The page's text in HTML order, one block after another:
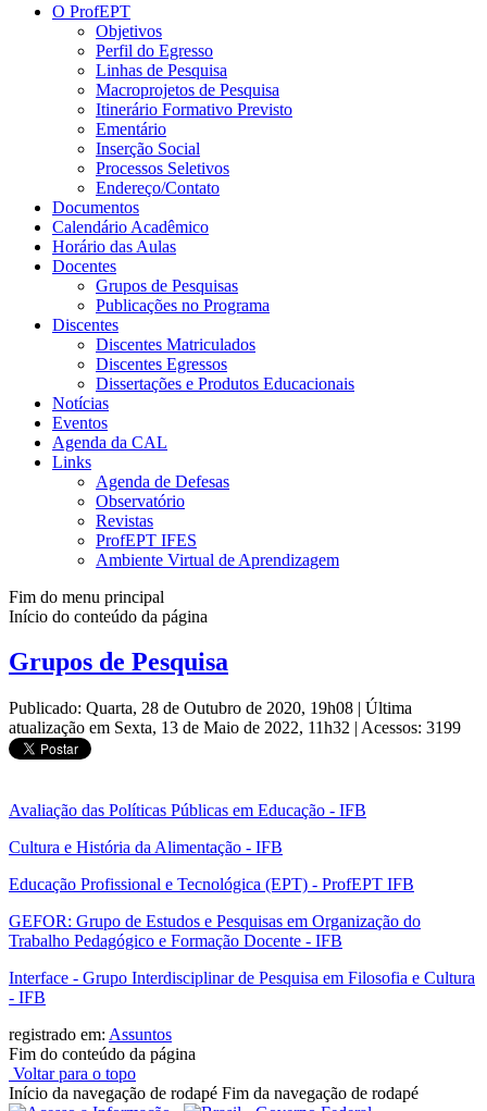
O ProfEPT
Objetivos
Perfil do Egresso
Linhas de Pesquisa
Macroprojetos de Pesquisa
Itinerário Formativo Previsto
Ementário
Inserção Social
Processos Seletivos
Endereço/Contato
Documentos
Calendário Acadêmico
Horário das Aulas
Docentes
Grupos de Pesquisas
Publicações no Programa
Discentes
Discentes Matriculados
Discentes Egressos
Dissertações e Produtos Educacionais
Notícias
Eventos
Agenda da CAL
Links
Agenda de Defesas
Observatório
Revistas
ProfEPT IFES
Ambiente Virtual de Aprendizagem
Fim do menu principal
Início do conteúdo da página
Grupos de Pesquisa
Publicado: Quarta, 28 de Outubro de 2020, 19h08 | Última
atualização em Sexta, 13 de Maio de 2022, 11h32 | Acessos: 3199
Avaliação das Políticas Públicas em Educação - IFB
Cultura e História da Alimentação - IFB
Educação Profissional e Tecnológica (EPT) - ProfEPT IFB
GEFOR: Grupo de Estudos e Pesquisas em Organização do
Trabalho Pedagógico e Formação Docente - IFB
Interface - Grupo Interdisciplinar de Pesquisa em Filosofia e Cultura
- IFB
registrado em: Assuntos
Fim do conteúdo da página
Voltar para o topo
Início da navegação de rodapé Fim da navegação de rodapé